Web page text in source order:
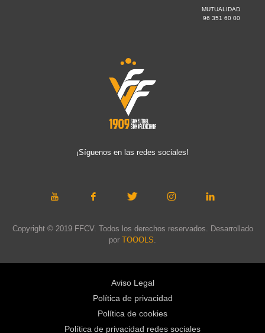
MUTUALIDAD
96 351 60 00
¡Síguenos en las redes sociales!
Copyright © 2019 FFCV. Todos los derechos reservados. Desarrollado
por TOOOLS.
Aviso Legal
Política de privacidad
Política de cookies
Política de privacidad redes sociales